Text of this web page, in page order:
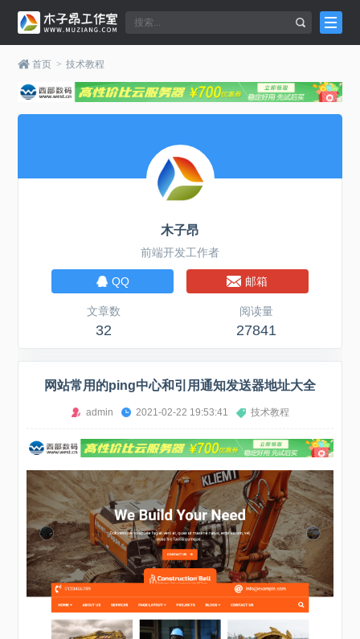
首页 > 技术教程
木子昂
前端开发工作者
QQ 邮箱
文章数
32
阅读量
27841
网站常用的ping中心和引用通知发送器地址大全
admin 2021-02-22 19:53:41 技术教程